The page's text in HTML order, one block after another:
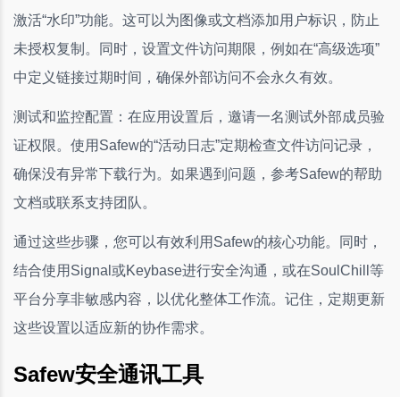
激活“水印”功能。这可以为图像或文档添加用户标识，防止
未授权复制。同时，设置文件访问期限，例如在“高级选项”
中定义链接过期时间，确保外部访问不会永久有效。
测试和监控配置：在应用设置后，邀请一名测试外部成员验
证权限。使用Safew的“活动日志”定期检查文件访问记录，
确保没有异常下载行为。如果遇到问题，参考Safew的帮助
文档或联系支持团队。
通过这些步骤，您可以有效利用Safew的核心功能。同时，
结合使用Signal或Keybase进行安全沟通，或在SoulChill等
平台分享非敏感内容，以优化整体工作流。记住，定期更新
这些设置以适应新的协作需求。
Safew安全通讯工具